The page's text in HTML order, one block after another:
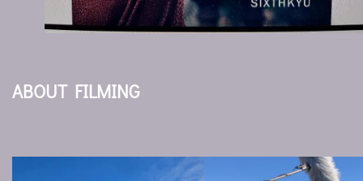
ABOUT FILMING